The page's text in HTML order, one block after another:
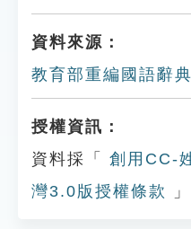
資料來源：
教育部重編國語辭
授權資訊：
資料採「
創用CC-
灣3.0版授權條款